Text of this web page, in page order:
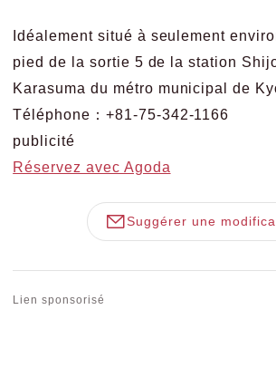
Idéalement situé à seulement
pied de la sortie 5 de la station
Karasuma du métro municipal de
Téléphone：+81-75-342-1166
publicité
Réservez avec Agoda
Suggérer une
Lien sponsorisé